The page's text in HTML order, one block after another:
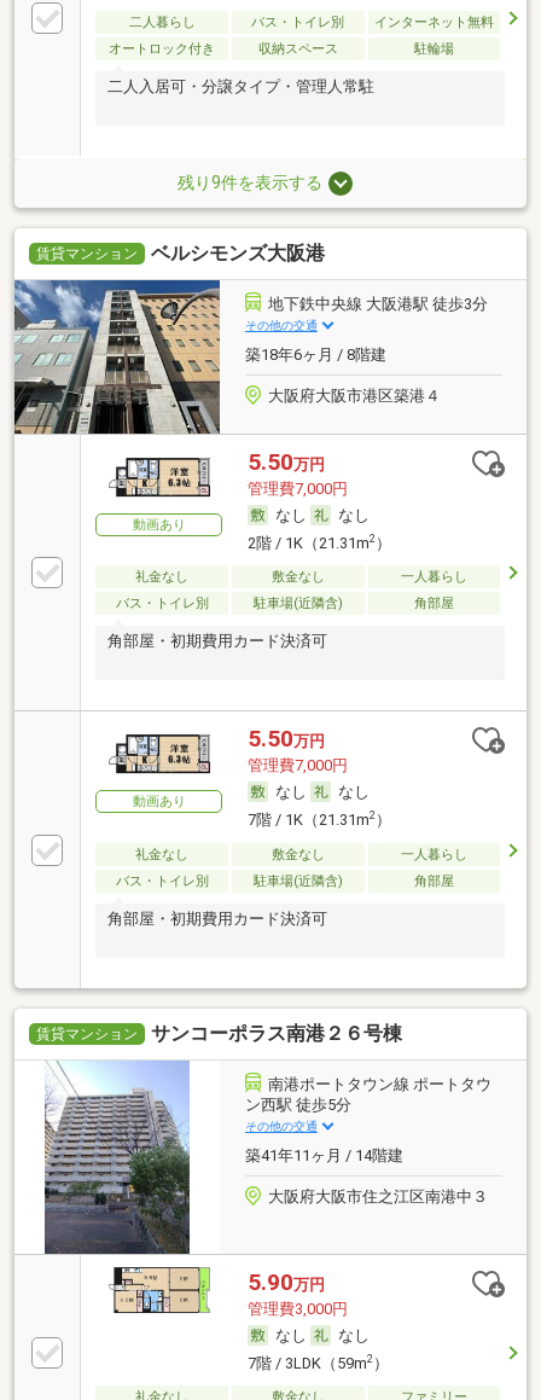
二人暮らし バス・トイレ別
インターネット無料
オートロック付き
収納スペース 駐輪場
二人入居可・分譲タイプ・管理人常駐
残り9件を表示する
賃貸マンション ベルシモンズ大阪港
地下鉄中央線 大阪港駅 徒歩3分
その他の交通
築18年6ヶ月 / 8階建
大阪府大阪市港区築港４
動画あり
5.50万円
管理費7,000円
なし
なし
2階 / 1K（21.31m2）
礼金なし 敷金なし
一人暮らし
バス・トイレ別
駐車場(近隣含) 角部屋
角部屋・初期費用カード決済可
動画あり
5.50万円
管理費7,000円
なし
なし
7階 / 1K（21.31m2）
礼金なし 敷金なし
一人暮らし
バス・トイレ別
駐車場(近隣含) 角部屋
角部屋・初期費用カード決済可
賃貸マンション サンコーポラス南港２６号棟
南港ポートタウン線 ポートタウ
ン西駅 徒歩5分
その他の交通
築41年11ヶ月 / 14階建
大阪府大阪市住之江区南港中３
5.90万円
管理費3,000円
なし
なし
7階 / 3LDK（59m2）